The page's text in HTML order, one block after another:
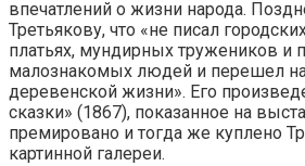
впечатлений о жизни народа.
Третьякову, что «не писал
платьях, мундирных тружеников и
малознакомых людей и перешел
деревенской жизни». Его
сказки» (1867), показанное на
премировано и тогда же куплено
картинной галереи.